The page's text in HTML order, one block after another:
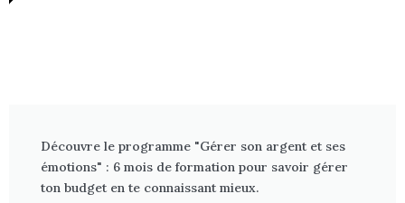
Découvre le programme "Gérer son argent et ses
émotions" : 6 mois de formation pour savoir gérer
ton budget en te connaissant mieux.